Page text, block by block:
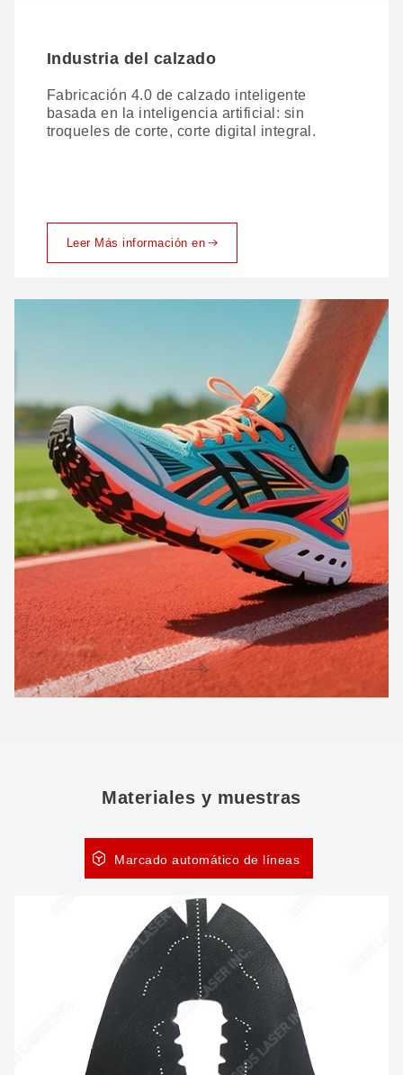
Industria del calzado
Fabricación 4.0 de calzado inteligente
basada en la inteligencia artificial: sin
troqueles de corte, corte digital integral.
Leer Más información en
Materiales y muestras
Marcado automático de líneas